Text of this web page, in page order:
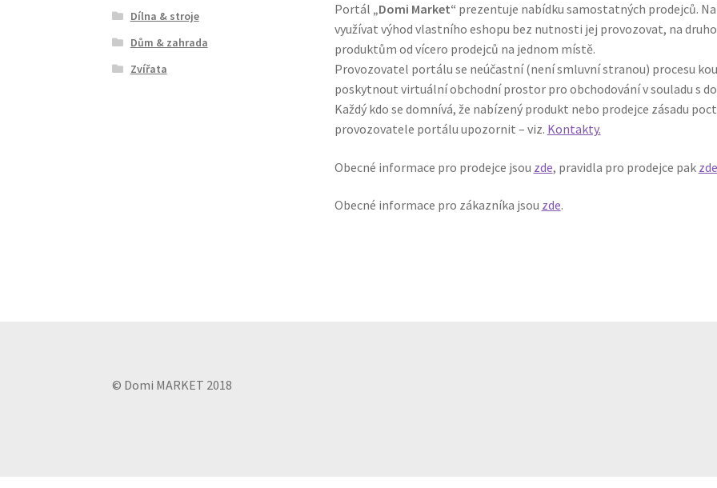
Portál „Domi Market“ prezentuje nabídku samostatných prodejců.
využívat výhod vlastního eshopu bez nutnosti jej provozovat, na
produktům od vícero prodejců na jednom místě.
Provozovatel portálu se neúčastní (není smluvní stranou) procesu
poskytnout virtuální obchodní prostor pro obchodování v souladu s
Každý kdo se domnívá, že nabízený produkt nebo prodejce zásadu
provozovatele portálu upozornit – viz. Kontakty.
Obecné informace pro prodejce jsou zde, pravidla pro prodejce pak zde
Obecné informace pro zákazníka jsou zde.
Dílna & stroje
Dům & zahrada
Zvířata
© Domi MARKET 2018